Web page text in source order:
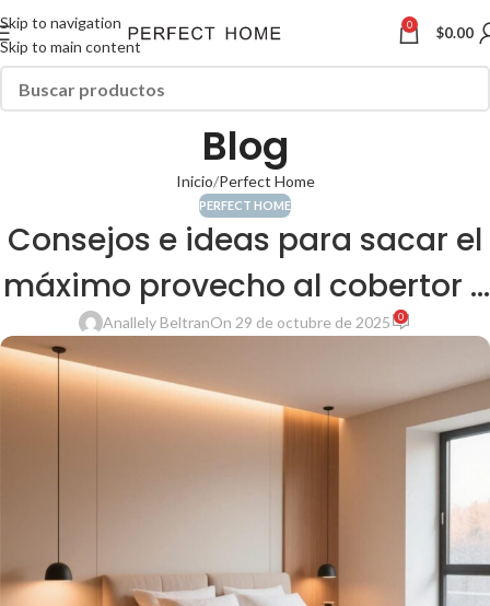
Skip to navigation
Skip to main content
0 $0.00
Blog
Inicio Perfect Home
PERFECT HOME
Consejos e ideas para sacar el
máximo provecho al cobertor y
lograr confort
Anallely BeltranOn 29 de octubre de 2025 0